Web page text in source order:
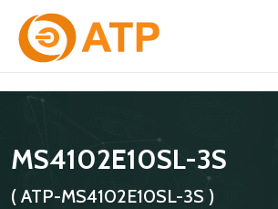
MS4102E10SL-3S
( ATP-MS4102E10SL-3S )
Menu
HAKKIMIZDA
KATALOGLAR
SERTIFIKALAR
Menu
İSG POLITIKASI
ÇEVRE YÖNETIM POLITIKASI
BILGI GÜVENLIĞI POLITIKASI
Menu
TÜMÜ
KONNEKTÖRLER
ADAPTÖRLER